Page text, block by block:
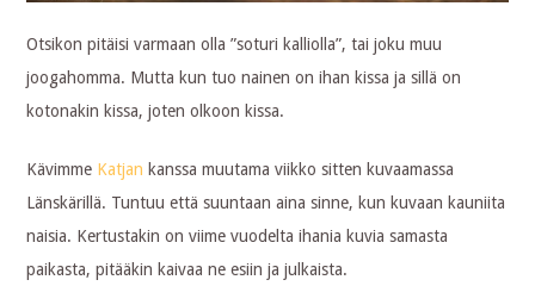
Otsikon pitäisi varmaan olla ”soturi kalliolla”, tai joku muu
joogahomma. Mutta kun tuo nainen on ihan kissa ja sillä on
kotonakin kissa, joten olkoon kissa.
Kävimme Katjan kanssa muutama viikko sitten kuvaamassa
Länskärillä. Tuntuu että suuntaan aina sinne, kun kuvaan kauniita
naisia. Kertustakin on viime vuodelta ihania kuvia samasta
paikasta, pitääkin kaivaa ne esiin ja julkaista.